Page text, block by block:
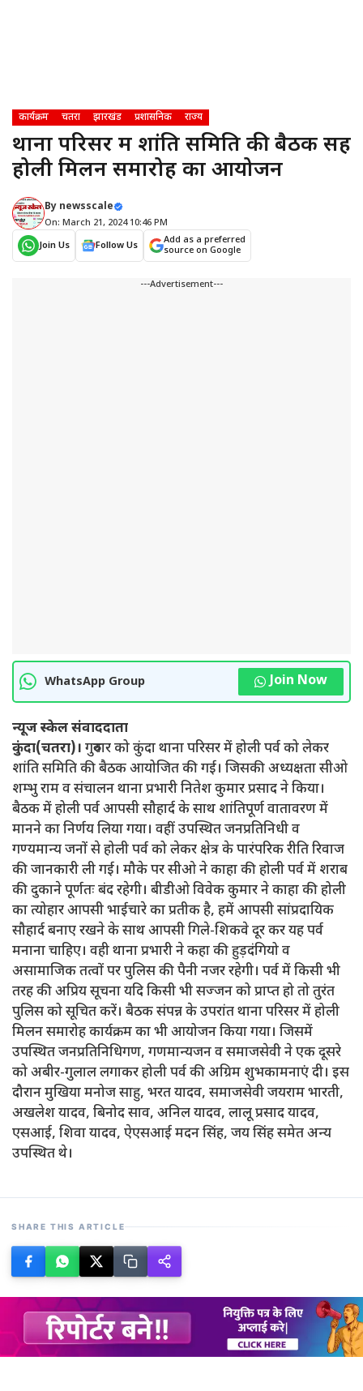
कार्यक्रम चतरा झारखंड प्रशासनिक राज्य
थाना परिसर में शांति समिति की बैठक सह
होली मिलन समारोह का आयोजन
By newsscale
On: March 21, 2024 10:46 PM
Join Us
Follow Us
Add as a preferred
source on Google
---Advertisement---
WhatsApp Group Join Now
न्यूज स्केल संवाददाता
कुंदा(चतरा)। गुरुवार को कुंदा थाना परिसर में होली पर्व को लेकर
शांति समिति की बैठक आयोजित की गई। जिसकी अध्यक्षता सीओ
शम्भु राम व संचालन थाना प्रभारी नितेश कुमार प्रसाद ने किया।
बैठक में होली पर्व आपसी सौहार्द के साथ शांतिपूर्ण वातावरण में
मानने का निर्णय लिया गया। वहीं उपस्थित जनप्रतिनिधी व
गण्यमान्य जनों से होली पर्व को लेकर क्षेत्र के पारंपरिक रीति रिवाज
की जानकारी ली गई। मौके पर सीओ ने काहा की होली पर्व में शराब
की दुकाने पूर्णतः बंद रहेगी। बीडीओ विवेक कुमार ने काहा की होली
का त्योहार आपसी भाईचारे का प्रतीक है, हमें आपसी सांप्रदायिक
सौहार्द बनाए रखने के साथ आपसी गिले-शिकवे दूर कर यह पर्व
मनाना चाहिए। वही थाना प्रभारी ने कहा की हुड़दंगियो व
असामाजिक तत्वों पर पुलिस की पैनी नजर रहेगी। पर्व में किसी भी
तरह की अप्रिय सूचना यदि किसी भी सज्जन को प्राप्त हो तो तुरंत
पुलिस को सूचित करें। बैठक संपन्न के उपरांत थाना परिसर में होली
मिलन समारोह कार्यक्रम का भी आयोजन किया गया। जिसमें
उपस्थित जनप्रतिनिधिगण, गणमान्यजन व समाजसेवी ने एक दूसरे
को अबीर-गुलाल लगाकर होली पर्व की अग्रिम शुभकामनाएं दी। इस
दौरान मुखिया मनोज साहु, भरत यादव, समाजसेवी जयराम भारती,
अखलेश यादव, बिनोद साव, अनिल यादव, लालू प्रसाद यादव,
एसआई, शिवा यादव, ऐएसआई मदन सिंह, जय सिंह समेत अन्य
उपस्थित थे।
SHARE THIS ARTICLE